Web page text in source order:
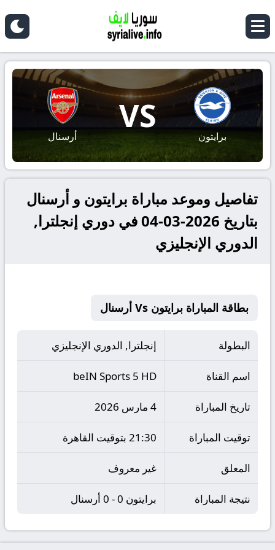
برايتون
VS
أرسنال
تفاصيل وموعد مباراة برايتون و أرسنال
بتاريخ 2026-03-04 في دوري إنجلترا,
الدوري الإنجليزي
بطاقة المباراة برايتون Vs أرسنال
البطولة إنجلترا, الدوري الإنجليزي
اسم القناة beIN Sports 5 HD
تاريخ المباراة 4 مارس 2026
توقيت المباراة 21:30 بتوقيت القاهرة
المعلق غير معروف
نتيجة المباراة برايتون 0 - 0 أرسنال